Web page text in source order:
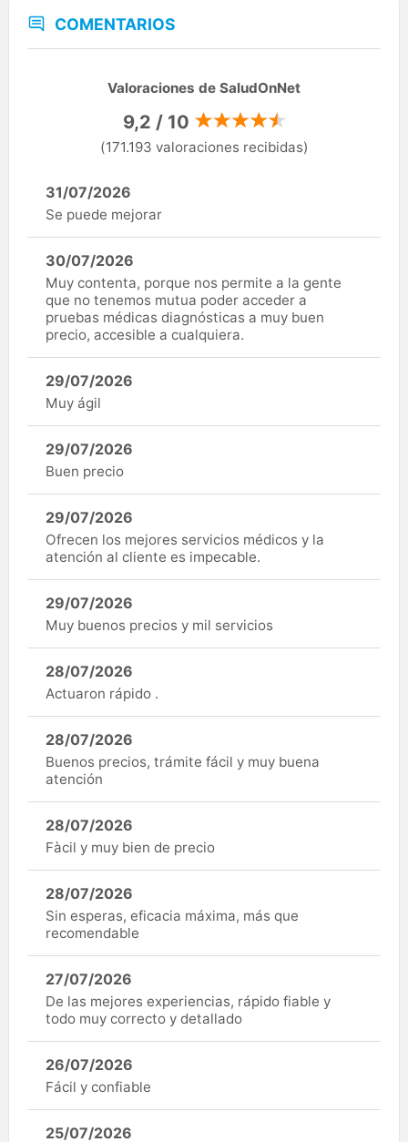
COMENTARIOS
Valoraciones de SaludOnNet
9,2 / 10
(171.193 valoraciones recibidas)
31/07/2026
Se puede mejorar
30/07/2026
Muy contenta, porque nos permite a la gente
que no tenemos mutua poder acceder a
pruebas médicas diagnósticas a muy buen
precio, accesible a cualquiera.
29/07/2026
Muy ágil
29/07/2026
Buen precio
29/07/2026
Ofrecen los mejores servicios médicos y la
atención al cliente es impecable.
29/07/2026
Muy buenos precios y mil servicios
28/07/2026
Actuaron rápido .
28/07/2026
Buenos precios, trámite fácil y muy buena
atención
28/07/2026
Fàcil y muy bien de precio
28/07/2026
Sin esperas, eficacia máxima, más que
recomendable
27/07/2026
De las mejores experiencias, rápido fiable y
todo muy correcto y detallado
26/07/2026
Fácil y confiable
25/07/2026